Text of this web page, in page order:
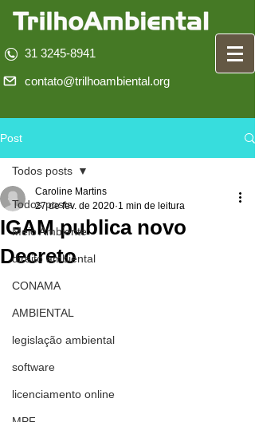
31 3245-8941
contato@trilhoambiental.org
Post
Todos posts
Meio Ambiente
direito ambiental
CONAMA
AMBIENTAL
legislação ambiental
software
licenciamento online
Todos posts
IGAM publica novo
Decreto
Caroline Martins
27 de fev. de 2020 1 min de leitura